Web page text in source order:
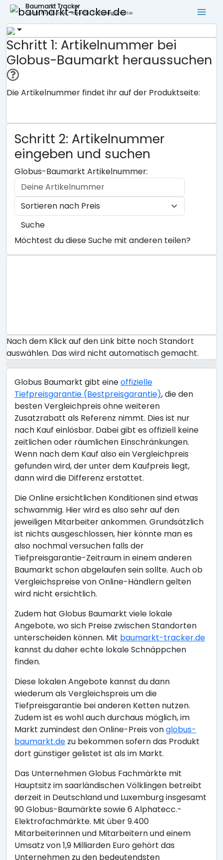
Baumarkt Tracker
Lokale Filialsuche - ideal für Tiefpreisgarantie
Schritt 1: Artikelnummer bei
Globus-Baumarkt heraussuchen
Die Artikelnummer findet ihr auf der Produktseite:
Schritt 2: Artikelnummer
eingeben und suchen
Globus-Baumarkt Artikelnummer:
Suche
Möchtest du diese Suche mit anderen teilen?
Nach dem Klick auf den Link bitte noch Standort
auswählen. Das wird nicht automatisch gemacht.
Globus Baumarkt gibt eineoffizielle
Tiefpreisgarantie (Bestpreisgarantie), die den
besten Vergleichpreis ohne weiteren
Zusatzrabatt als Referenz nimmt. Dies ist nur
nach Kauf einlösbar. Dabei gibt es offiziell keine
zeitlichen oder räumlichen Einschränkungen.
Wenn nach dem Kauf also ein Vergleichpreis
gefunden wird, der unter dem Kaufpreis liegt,
dann wird die Differenz erstattet.
Die Online ersichtlichen Konditionen sind etwas
schwammig. Hier wird es also sehr auf den
jeweiligen Mitarbeiter ankommen. Grundsätzlich
ist nichts ausgeschlossen, hier könnte man es
also nochmal versuchen falls der
Tiefpreisgarantie-Zeitraum in einem anderen
Baumarkt schon abgelaufen sein sollte. Auch ob
Vergleichspreise von Online-Händlern gelten
wird nicht ersichtlich.
Zudem hat Globus Baumarkt viele lokale
Angebote, wo sich Preise zwischen Standorten
unterscheiden können. Mit baumarkt-tracker.de
kannst du daher echte lokale Schnäppchen
finden.
Diese lokalen Angebote kannst du dann
wiederum als Vergleichspreis um die
Tiefpreisgarantie bei anderen Ketten nutzen.
Zudem ist es wohl auch durchaus möglich, im
Markt zumindest den Online-Preis vonglobus-
baumarkt.de zu bekommen sofern das Produkt
dort günstiger gelistet ist als im Markt.
Das Unternehmen Globus Fachmärkte mit
Hauptsitz im saarländischen Völklingen betreibt
derzeit in Deutschland und Luxemburg insgesamt
90 Globus-Baumärkte sowie 6 Alphatecc.-
Elektrofachmärkte. Mit über 9.400
Mitarbeiterinnen und Mitarbeitern und einem
Umsatz von 1,9 Milliarden Euro gehört das
Unternehmen zu den bedeutendsten